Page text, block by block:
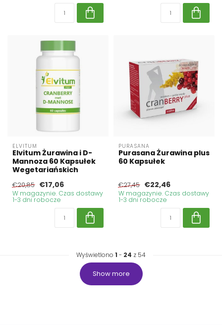
ELVITUM
Elvitum Żurawina i D-
Mannoza 60 Kapsułek
Wegetariańskich
€20,85 €17,06
W magazynie. Czas dostawy
1-3 dni robocze
PURASANA
Purasana Żurawina plus
60 Kapsułek
€27,45 €22,46
W magazynie. Czas dostawy
1-3 dni robocze
Wyświetlono 1 - 24 z 54
Show more